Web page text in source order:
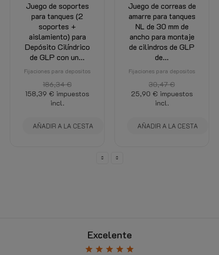
Juego de correas de
amarre para tanques
NL de 30 mm de
ancho para montaje
de cilindros de GLP
de...
Fijaciones para depositos
30,47 €
25,90 € impuestos
incl.
AÑADIR A LA CESTA
Juego de correas de
amarre para tanque
de 20 mm de ancho
para montaje en
tanque de cilindro
(2x...
Fijaciones para depositos
18,36 € impuestos
incl.
Excelente
star star star star star